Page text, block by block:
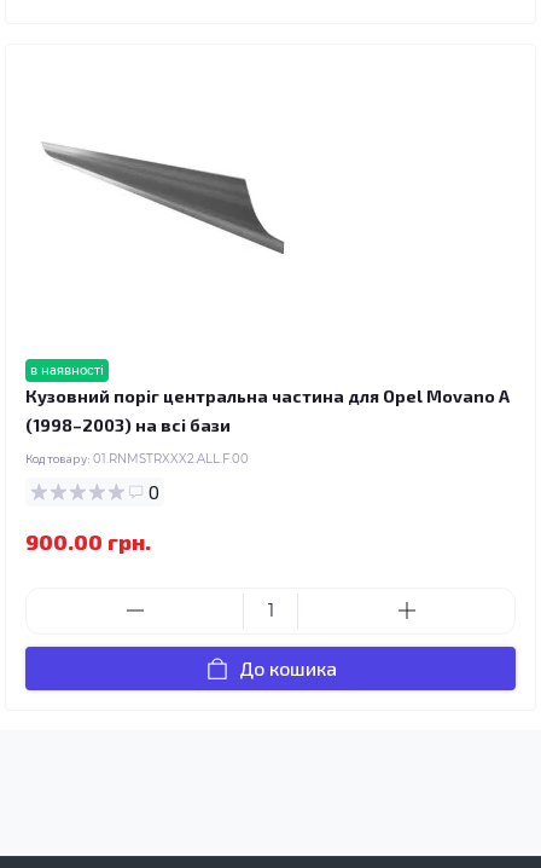
в наявності
Кузовний поріг центральна частина для Opel Movano A
(1998–2003) на всі бази
Код товару: 01.RNMSTRXXX2.ALL.F.00
0
900.00 грн.
До кошика